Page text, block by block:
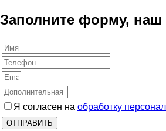
Заполните форму, наш
Я согласен на обработку